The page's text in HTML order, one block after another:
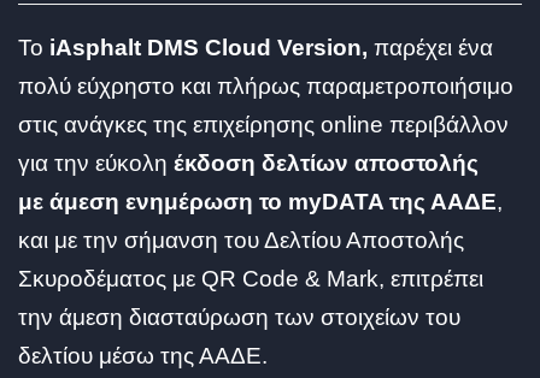
To iAsphalt DMS Cloud Version, παρέχει ένα
πολύ εύχρηστο και πλήρως παραμετροποιήσιμο
στις ανάγκες της επιχείρησης online περιβάλλον
για την εύκολη έκδοση δελτίων αποστολής
με άμεση ενημέρωση το myDATA της ΑΑΔΕ,
και με την σήμανση του Δελτίου Αποστολής
Σκυροδέματος με QR Code & Mark, επιτρέπει
την άμεση διασταύρωση των στοιχείων του
δελτίου μέσω της ΑΑΔΕ.